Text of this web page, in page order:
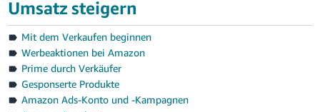
Umsatz steigern
Mit dem Verkaufen beginnen
Werbeaktionen bei Amazon
Prime durch Verkäufer
Gesponserte Produkte
Amazon Ads-Konto und -Kampagnen